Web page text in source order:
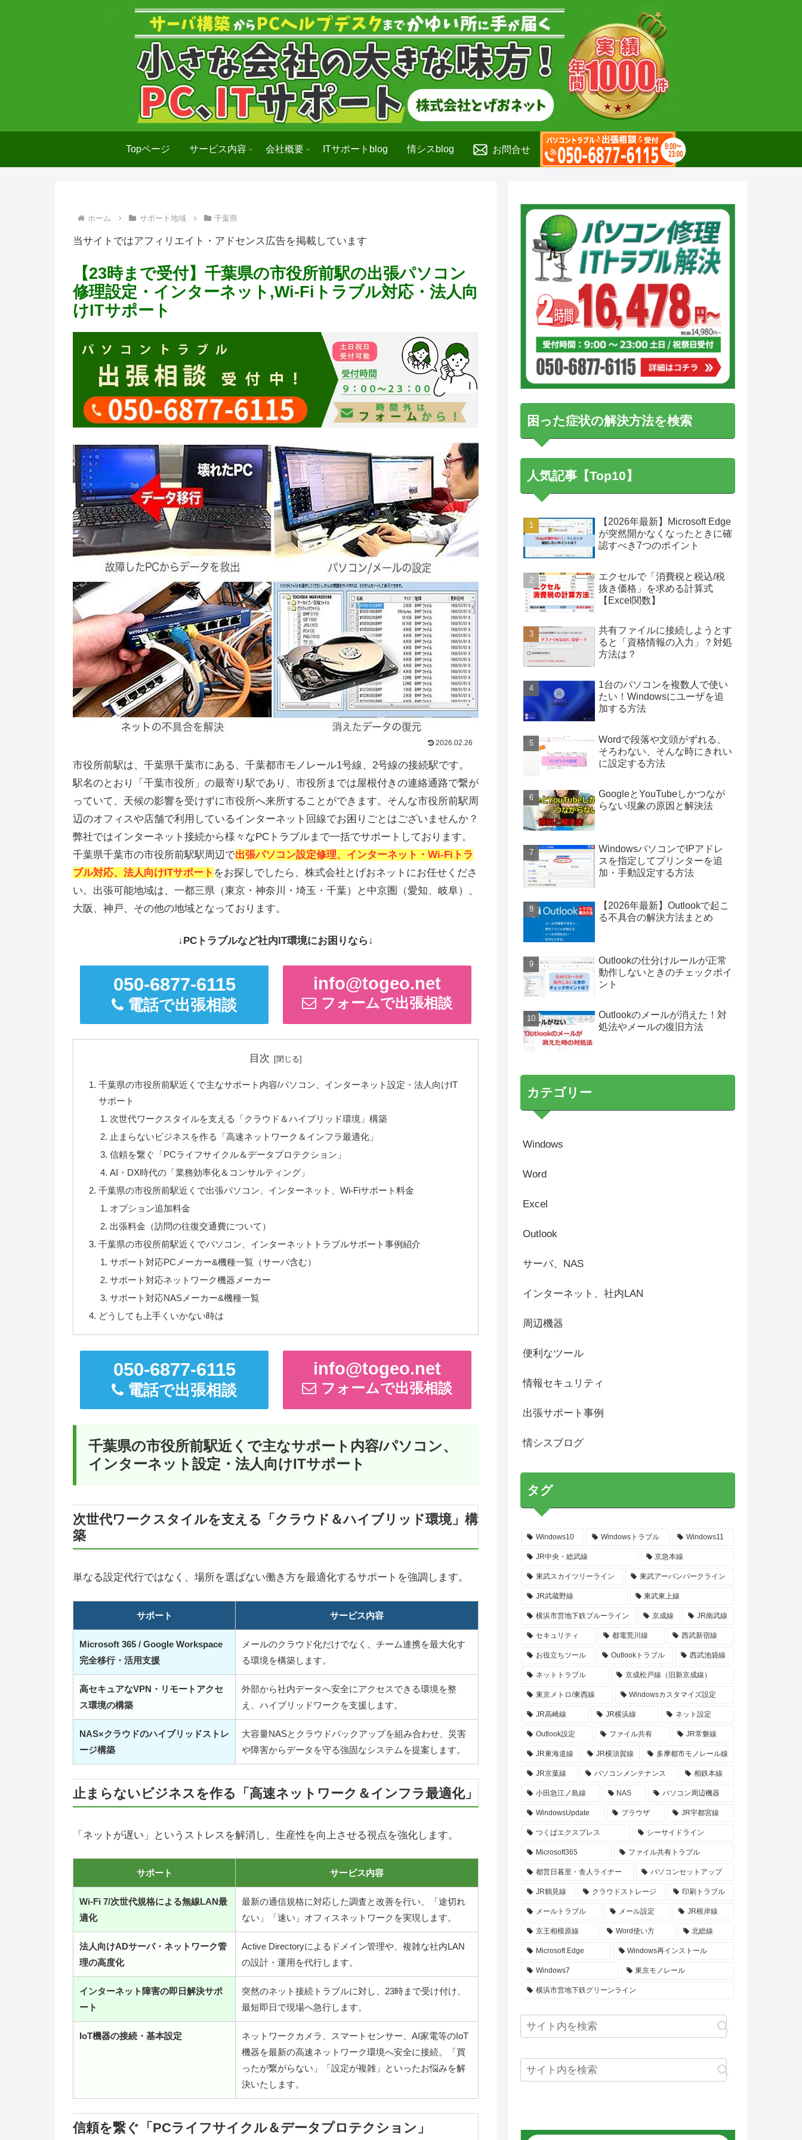
Topページ サービス内容 会社概要 ITサポートblog 情シスblog お問合せ
ホーム サポート地域 千葉県
当サイトではアフィリエイト・アドセンス広告を掲載しています
【23時まで受付】千葉県の市役所前駅の出張パソコン
修理設定・インターネット,Wi-Fiトラブル対応・法人向
けITサポート
2026.02.26
市役所前駅は、千葉県千葉市にある、千葉都市モノレール1号線、2号線の接続駅です。
駅名のとおり「千葉市役所」の最寄り駅であり、市役所までは屋根付きの連絡通路で繋が
っていて、天候の影響を受けずに市役所へ来所することができます。そんな市役所前駅周
辺のオフィスや店舗で利用しているインターネット回線でお困りごとはございませんか？
弊社ではインターネット接続から様々なPCトラブルまで一括でサポートしております。
千葉県千葉市の市役所前駅駅周辺で出張パソコン設定修理、インターネット・Wi-Fiトラ
ブル対応、法人向けITサポート をお探しでしたら、株式会社とげおネットにお任せくださ
い。出張可能地域は、一都三県（東京・神奈川・埼玉・千葉）と中京圏（愛知、岐阜）、
大阪、神戸、その他の地域となっております。
↓PCトラブルなど社内IT環境にお困りなら↓
050-6877-6115
電話で出張相談
info@togeo.net
フォームで出張相談
目次
千葉県の市役所前駅近くで主なサポート内容/パソコン、インターネット設定・法人向けIT
サポート
次世代ワークスタイルを支える「クラウド＆ハイブリッド環境」構築
止まらないビジネスを作る「高速ネットワーク＆インフラ最適化」
信頼を繋ぐ「PCライフサイクル＆データプロテクション」
AI・DX時代の「業務効率化＆コンサルティング」
千葉県の市役所前駅近くで出張パソコン、インターネット、Wi-Fiサポート料金
オプション追加料金
出張料金（訪問の往復交通費について）
千葉県の市役所前駅近くでパソコン、インターネットトラブルサポート事例紹介
サポート対応PCメーカー&機種一覧（サーバ含む）
サポート対応ネットワーク機器メーカー
サポート対応NASメーカー&機種一覧
どうしても上手くいかない時は
050-6877-6115
電話で出張相談
info@togeo.net
フォームで出張相談
千葉県の市役所前駅近くで主なサポート内容/パソコン、
インターネット設定・法人向けITサポート
次世代ワークスタイルを支える「クラウド＆ハイブリッド環境」構
築
単なる設定代行ではなく、場所を選ばない働き方を最適化するサポートを強調します。
サポート サービス内容
Microsoft 365 / Google Workspace
完全移行・活用支援
メールのクラウド化だけでなく、チーム連携を最大化す
る環境を構築します。
高セキュアなVPN・リモートアクセ
ス環境の構築
外部から社内データへ安全にアクセスできる環境を整
え、ハイブリッドワークを支援します。
NAS×クラウドのハイブリッドストレ
ージ構築
大容量NASとクラウドバックアップを組み合わせ、災害
や障害からデータを守る強固なシステムを提案します。
止まらないビジネスを作る「高速ネットワーク＆インフラ最適化」
「ネットが遅い」というストレスを解消し、生産性を向上させる視点を強化します。
サポート サービス内容
Wi-Fi 7/次世代規格による無線LAN最
適化
最新の通信規格に対応した調査と改善を行い、「途切れ
ない」「速い」オフィスネットワークを実現します。
法人向けADサーバ・ネットワーク管
理の高度化
Active Directoryによるドメイン管理や、複雑な社内LAN
の設計・運用を代行します。
インターネット障害の即日解決サポ
ート
突然のネット接続トラブルに対し、23時まで受け付け、
最短即日で現場へ急行します。
IoT機器の接続・基本設定
ネットワークカメラ、スマートセンサー、AI家電等のIoT
機器を最新の高速ネットワーク環境へ安全に接続。「買
ったが繋がらない」「設定が複雑」といったお悩みを解
決いたします。
信頼を繋ぐ「PCライフサイクル＆データプロテクション」
困った症状の解決方法を検索
人気記事【Top10】
【2026年最新】Microsoft Edge
が突然開かなくなったときに確
認すべき7つのポイント
エクセルで「消費税と税込/税
抜き価格」を求める計算式
【Excel関数】
共有ファイルに接続しようとす
ると「資格情報の入力」？対処
方法は？
1台のパソコンを複数人で使い
たい！Windowsにユーザを追
加する方法
Wordで段落や文頭がずれる、
そろわない、そんな時にきれい
に設定する方法
GoogleとYouTubeしかつなが
らない現象の原因と解決法
WindowsパソコンでIPアドレ
スを指定してプリンターを追
加・手動設定する方法
【2026年最新】Outlookで起こ
る不具合の解決方法まとめ
Outlookの仕分けルールが正常
動作しないときのチェックポイ
ント
Outlookのメールが消えた！対
処法やメールの復旧方法
カテゴリー
Windows
Word
Excel
Outlook
サーバ、NAS
インターネット、社内LAN
周辺機器
便利なツール
情報セキュリティ
出張サポート事例
情シスブログ
タグ
Windows10 Windowsトラブル Windows11
JR中央・総武線 京急本線
東武スカイツリーライン 東武アーバンパークライン
JR武蔵野線 東武東上線
横浜市営地下鉄ブルーライン 京成線 JR南武線
セキュリティ 都電荒川線 西武新宿線
お役立ちツール Outlookトラブル 西武池袋線
ネットトラブル 京成松戸線（旧新京成線）
東京メトロ/東西線 Windowsカスタマイズ設定
JR高崎線 JR横浜線 ネット設定
Outlook設定 ファイル共有 JR常磐線
JR東海道線 JR横須賀線 多摩都市モノレール線
JR京葉線 パソコンメンテナンス 相鉄本線
小田急江ノ島線 NAS パソコン周辺機器
WindowsUpdate ブラウザ JR宇都宮線
つくばエクスプレス シーサイドライン
Microsoft365 ファイル共有トラブル
都営日暮里・舎人ライナー パソコンセットアップ
JR鶴見線 クラウドストレージ 印刷トラブル
メールトラブル メール設定 JR根岸線
京王相模原線 Word使い方 北総線
Microsoft Edge Windows再インストール
Windows7 東京モノレール
横浜市営地下鉄グリーンライン